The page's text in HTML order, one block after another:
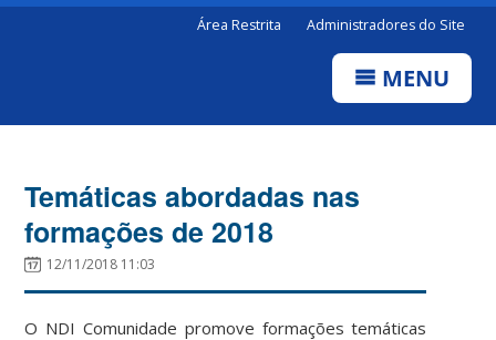
Área Restrita Administradores do Site
MENU
Temáticas abordadas nas
formações de 2018
12/11/2018 11:03
O NDI Comunidade promove formações temáticas